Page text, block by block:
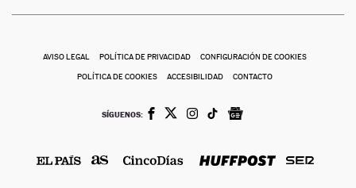
AVISO LEGAL POLÍTICA DE PRIVACIDAD CONFIGURACIÓN DE COOKIES
POLÍTICA DE COOKIES ACCESIBILIDAD CONTACTO
SÍGUENOS: